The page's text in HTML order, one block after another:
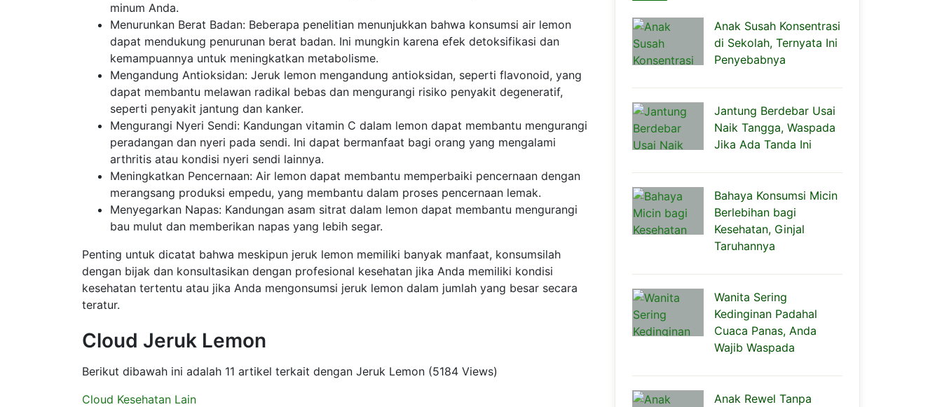
minum Anda.
Menurunkan Berat Badan: Beberapa penelitian menunjukkan bahwa konsumsi air lemon
dapat mendukung penurunan berat badan. Ini mungkin karena efek detoksifikasi dan
kemampuannya untuk meningkatkan metabolisme.
Mengandung Antioksidan: Jeruk lemon mengandung antioksidan, seperti flavonoid, yang
dapat membantu melawan radikal bebas dan mengurangi risiko penyakit degeneratif,
seperti penyakit jantung dan kanker.
Mengurangi Nyeri Sendi: Kandungan vitamin C dalam lemon dapat membantu mengurangi
peradangan dan nyeri pada sendi. Ini dapat bermanfaat bagi orang yang mengalami
arthritis atau kondisi nyeri sendi lainnya.
Meningkatkan Pencernaan: Air lemon dapat membantu memperbaiki pencernaan dengan
merangsang produksi empedu, yang membantu dalam proses pencernaan lemak.
Menyegarkan Napas: Kandungan asam sitrat dalam lemon dapat membantu mengurangi
bau mulut dan memberikan napas yang lebih segar.
Penting untuk dicatat bahwa meskipun jeruk lemon memiliki banyak manfaat, konsumsilah
dengan bijak dan konsultasikan dengan profesional kesehatan jika Anda memiliki kondisi
kesehatan tertentu atau jika Anda mengonsumsi jeruk lemon dalam jumlah yang besar secara
teratur.
Cloud Jeruk Lemon
Berikut dibawah ini adalah 11 artikel terkait dengan Jeruk Lemon (5184 Views)
Cloud Kesehatan Lain
Anak Susah Konsentrasi
di Sekolah, Ternyata Ini
Penyebabnya
Jantung Berdebar Usai
Naik Tangga, Waspada
Jika Ada Tanda Ini
Bahaya Konsumsi Micin
Berlebihan bagi
Kesehatan, Ginjal
Taruhannya
Wanita Sering
Kedinginan Padahal
Cuaca Panas, Anda
Wajib Waspada
Anak Rewel Tanpa